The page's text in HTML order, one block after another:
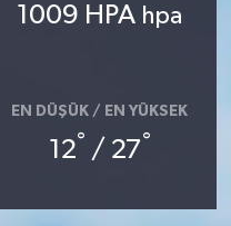
1009 HPA hpa
EN DÜŞÜK / EN YÜKSEK
12° / 27°